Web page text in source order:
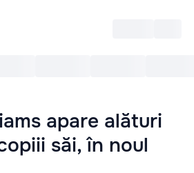
apare alături
săi, în noul